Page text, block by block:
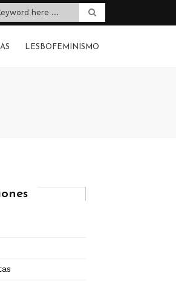
LESBOFEMINISMO